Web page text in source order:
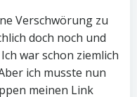
Verschwörung zu
doch noch und
war schon ziemlich
ich musste nun
meinen Link